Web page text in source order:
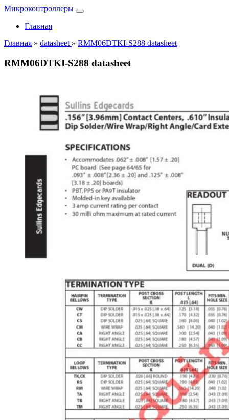
Микроконтроллеры
Главная
Главная » datasheet » RMM06DTKI-S288 datasheet
RMM06DTKI-S288 datasheet